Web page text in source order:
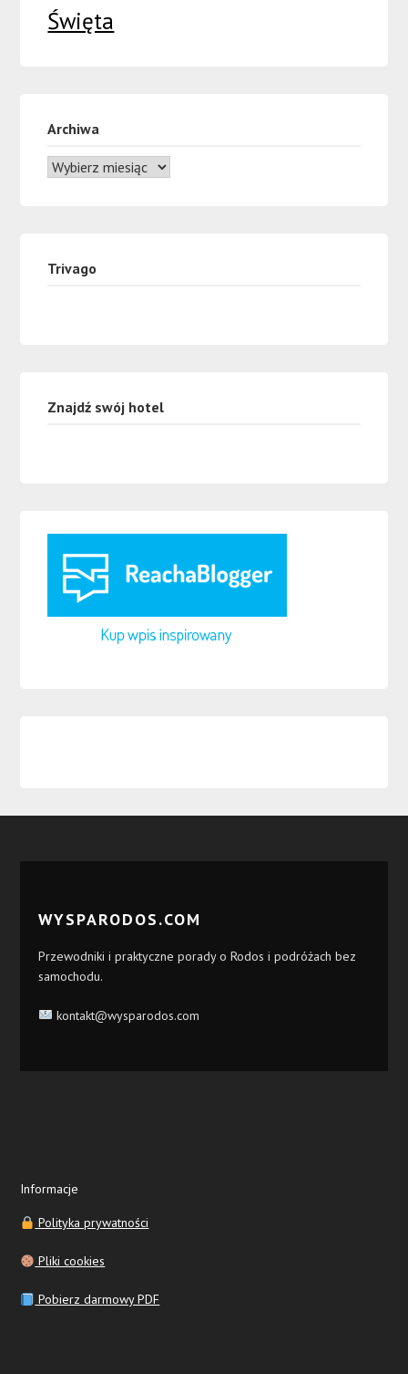
Święta
Archiwa
Trivago
Znajdź swój hotel
WYSPARODOS.COM
Przewodniki i praktyczne porady o Rodos i podróżach bez
samochodu.
kontakt@wysparodos.com
Informacje
Polityka prywatności
Pliki cookies
Pobierz darmowy PDF